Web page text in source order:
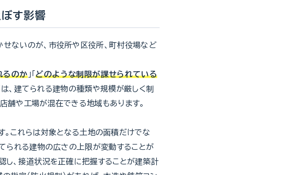
す影響
ないのが、市役所や区役所、町村役場など
るのか」「どのような制限が課せられている
、建てられる建物の種類や規模が厳しく制
舗や工場が混在できる地域もあります。
。これらは対象となる土地の面積だけでな
られる建物の広さの上限が変動することが
し、接道状況を正確に把握することが建築計